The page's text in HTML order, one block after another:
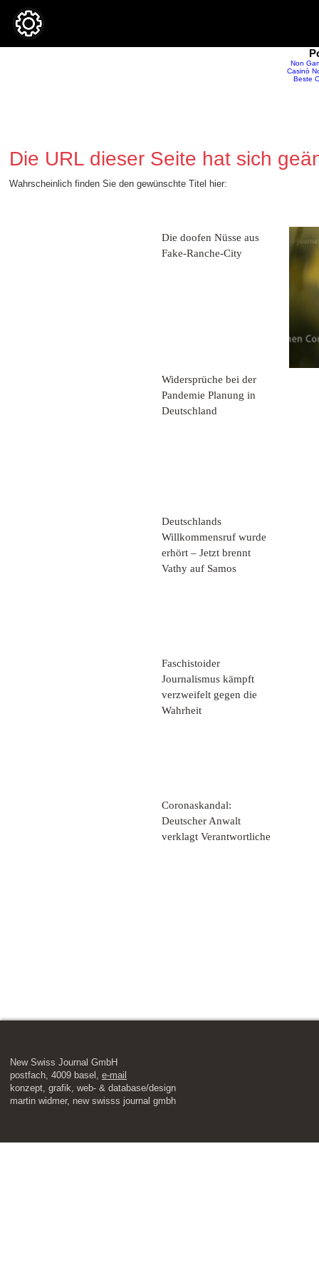
Die URL dieser Seite hat sich
Wahrscheinlich finden Sie den gewünschte Titel hier:
Die doofen Nüsse aus
Fake-Ranche-City
Widersprüche bei der
Pandemie Planung in
Deutschland
Deutschlands
Willkommensruf wurde
erhört – Jetzt brennt
Vathy auf Samos
Faschistoider
Journalismus kämpft
verzweifelt gegen die
Wahrheit
Coronaskandal:
Deutscher Anwalt
verklagt Verantwortliche
Non
Casinò
Beste
New Swiss Journal GmbH
postfach, 4009 basel, e-mail
​konzept, grafik, web- & database/design
martin widmer, new swisss journal gmbh